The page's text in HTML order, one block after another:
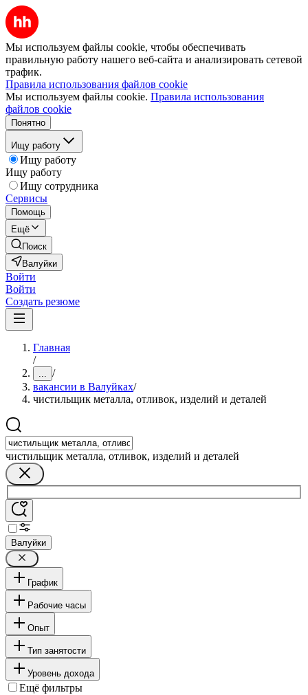
Мы используем файлы cookie, чтобы обеспечивать
правильную работу нашего веб-сайта и анализировать сетевой
трафик.
Правила использования файлов cookie
Мы используем файлы cookie. Правила использования
файлов cookie
Понятно
Ищу работу
Ищу работу
Ищу работу
Ищу сотрудника
Сервисы
Помощь
Ещё
Поиск
Валуйки
Войти
Войти
Создать резюме
Главная
/
... /
вакансии в Валуйках/
чистильщик металла, отливок, изделий и деталей
чистильщик металла, отливок, изделий и деталей
Валуйки
График
Рабочие часы
Опыт
Тип занятости
Уровень дохода
Ещё фильтры